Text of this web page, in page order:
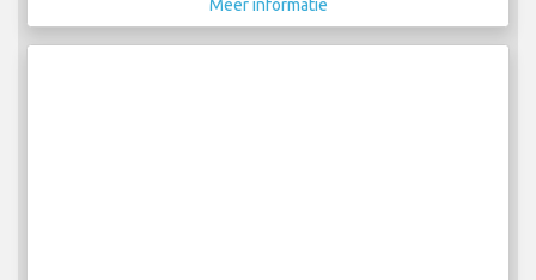
Meer informatie